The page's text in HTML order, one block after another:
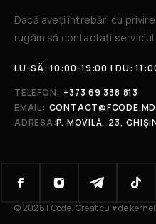
Dacă aveți întrebări cu
rugăm să contactați
LU-SÂ: 10:00-19:00 | DU:
TELEFON: +373 69 338 813
EMAIL: CONTACT@FCODE.MD
ADRESA:P. MOVILĂ, 23,
© 2026 FCode. Creat cu ♥ de